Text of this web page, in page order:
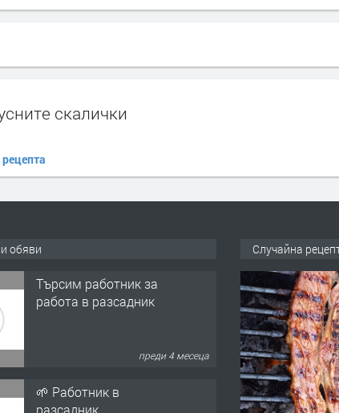
скалички
обявиработа в разсадник
преди 4 месеца
Случайна